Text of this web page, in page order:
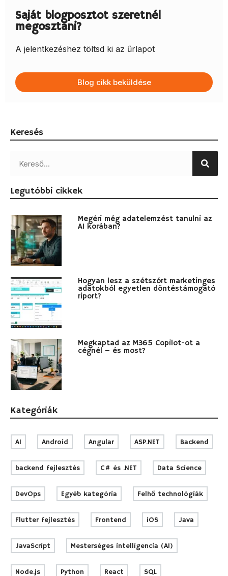
Saját blogposztot szeretnél
megosztani?
A jelentkezéshez töltsd ki az űrlapot
Blog cikk beküldése
Keresés
Legutóbbi cikkek
Megéri még adatelemzést tanulni az
AI korában?
Hogyan lesz a szétszórt marketinges
adatokból egyetlen döntéstámogató
riport?
Megkaptad az M365 Copilot-ot a
cégnél – és most?
Kategóriák
AI Android Angular ASP.NET Backend
backend fejlesztés C# és .NET Data Science
DevOps Egyéb kategória Felhő technológiák
Flutter fejlesztés Frontend iOS Java
JavaScript Mesterséges intelligencia (AI)
Node.js Python React SQL